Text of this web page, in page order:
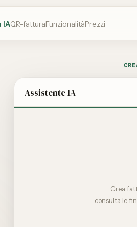
IAQR-fatturaFunzionalitàPrezzi
Assistente IA
Crea
consulta le